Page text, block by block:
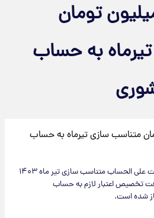
تومان
به حساب
واریز مبلغ یک میلیون تومان بابت على الحساب متناسب سازی تیر ماه ۱۴۰۳
پس از دریافت تخصیص اعتبار لازم به حساب
شده است.